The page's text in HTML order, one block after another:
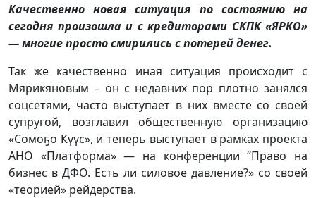
Качественно новая ситуация по состоянию на
сегодня произошла и с кредиторами СКПК «ЯРКО»
— многие просто смирились с потерей денег.
Так же качественно иная ситуация происходит с
Мярикяновым – он с недавних пор плотно занялся
соцсетями, часто выступает в них вместе со своей
супругой, возглавил общественную организацию
«Сомоҕо Күүс», и теперь выступает в рамках проекта
АНО «Платформа» — на конференции “Право на
бизнес в ДФО. Есть ли силовое давление?» со своей
«теорией» рейдерства.